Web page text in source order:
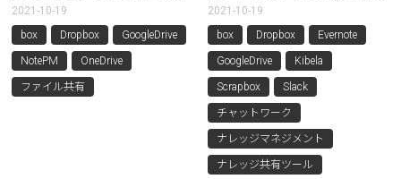
すめの共有サービスを紹介
2021-10-19
box
Dropbox GoogleDrive
NotePM OneDrive
ファイル共有
ントを紹介
2021-10-19
box
Dropbox Evernote
GoogleDrive Kibela
Scrapbox Slack
チャットワーク
ナレッジマネジメント
ナレッジ共有ツール